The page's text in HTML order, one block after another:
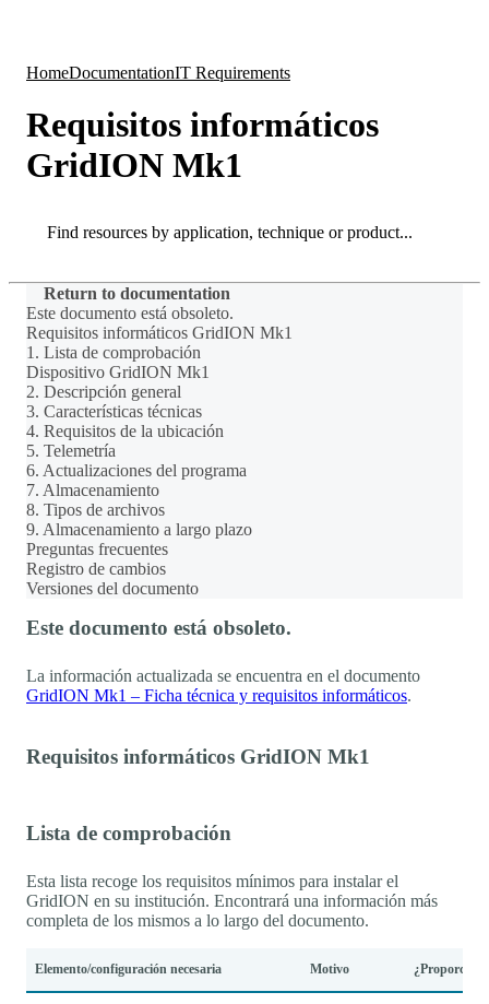
HomeDocumentationIT Requirements
Requisitos informáticos
GridION Mk1
Search
Return to documentation
Este documento está obsoleto.
Requisitos informáticos GridION Mk1
1. Lista de comprobación
Dispositivo GridION Mk1
2. Descripción general
3. Características técnicas
4. Requisitos de la ubicación
5. Telemetría
6. Actualizaciones del programa
7. Almacenamiento
8. Tipos de archivos
9. Almacenamiento a largo plazo
Preguntas frecuentes
Registro de cambios
Versiones del documento
Este documento está obsoleto.
La información actualizada se encuentra en el documento
GridION Mk1 – Ficha técnica y requisitos informáticos.
Requisitos informáticos GridION Mk1
Lista de comprobación
Esta lista recoge los requisitos mínimos para instalar el
GridION en su institución. Encontrará una información más
completa de los mismos a lo largo del documento.
Elemento/configuración necesaria Motivo